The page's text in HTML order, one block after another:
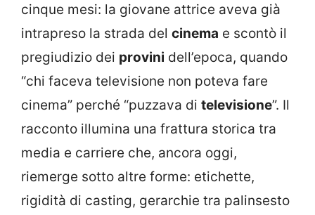
cinque mesi: la giovane attrice aveva già
intrapreso la strada del cinema e scontò il
pregiudizio dei provini dell’epoca, quando
“chi faceva televisione non poteva fare
cinema” perché “puzzava di televisione”. Il
racconto illumina una frattura storica tra
media e carriere che, ancora oggi,
riemerge sotto altre forme: etichette,
rigidità di casting, gerarchie tra palinsesto